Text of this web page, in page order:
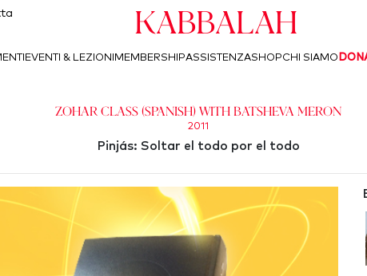
Kabbalah
EVENTI & LEZIONI MEMBERSHIPASSISTENZASHOPCHI SIAMO
Zohar Class (Spanish) with Batsheva Meron
2011
Pinjás: Soltar el todo por el todo